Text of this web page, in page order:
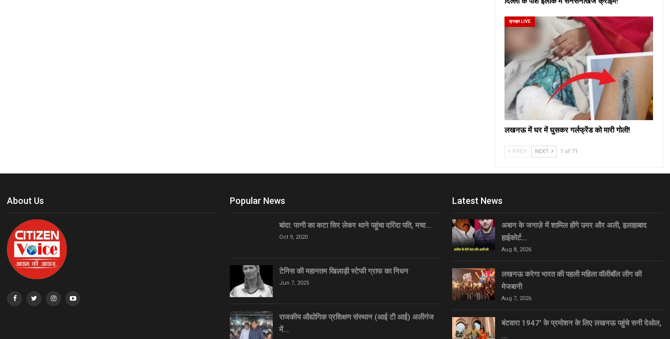
क्राइम LIVE
लखनऊ में घर में घुसकर गर्लफ्रेंड को मारी गोली!
PREV NEXT 1 of 71
About Us Popular News
बांदा: पत्नी का कटा सिर लेकर थाने पहुंचा दरिंदा पति, मचा…
Oct 9, 2020
टेनिस की महानतम खिलाड़ी स्टेफी ग्राफ का निधन
Jun 7, 2025
राजकीय औद्योगिक प्रशिक्षण संस्थान (आई टी आई) अलीगंज
में…
Latest News
अबान के जनाज़े में शामिल होंगे उमर और अली, इलाहाबाद
हाईकोर्ट…
Aug 8, 2026
लखनऊ करेगा भारत की पहली महिला वॉलीबॉल लीग की
मेजबानी
Aug 7, 2026
बंटवारा 1947′ के प्रमोशन के लिए लखनऊ पहुंचे सनी देओल,
…